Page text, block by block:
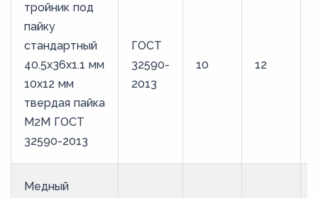
тройник под
пайку
стандартный
40.5х36х1.1 мм
10х12 мм
твердая пайка
М2М ГОСТ
32590-2013
ГОСТ
32590-
2013
10 12
Медный